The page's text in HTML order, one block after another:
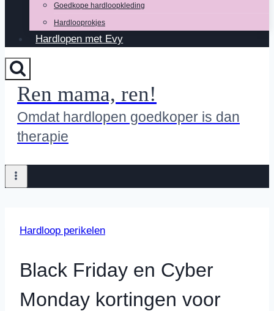
Goedkope hardloopkleding
Hardlooprokjes
Hardlopen met Evy
Ren mama, ren!
Omdat hardlopen goedkoper is dan
therapie
Hardloop perikelen
Black Friday en Cyber
Monday kortingen voor